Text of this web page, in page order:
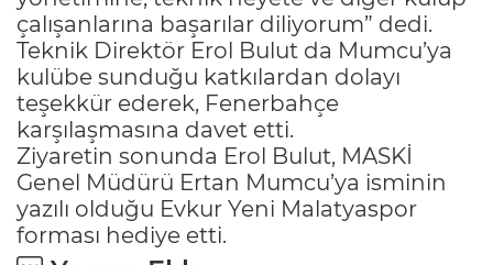
çalışanlarına başarılar diliyorum” dedi.
Teknik Direktör Erol Bulut da Mumcu’ya
kulübe sunduğu katkılardan dolayı
teşekkür ederek, Fenerbahçe
karşılaşmasına davet etti.
Ziyaretin sonunda Erol Bulut, MASKİ
Genel Müdürü Ertan Mumcu’ya isminin
yazılı olduğu Evkur Yeni Malatyaspor
forması hediye etti.